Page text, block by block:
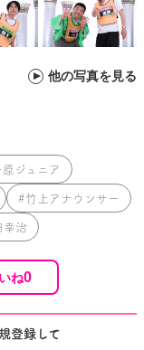
他の写真を見る
原ジュニア
#竹上アナウンサー
幸治
0
登録して